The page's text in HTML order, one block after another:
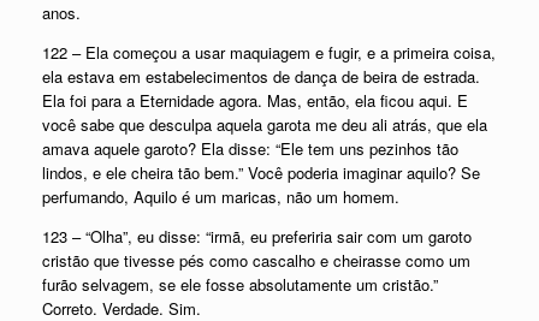
anos.
122 – Ela começou a usar maquiagem e fugir, e a primeira coisa,
ela estava em estabelecimentos de dança de beira de estrada.
Ela foi para a Eternidade agora. Mas, então, ela ficou aqui. E
você sabe que desculpa aquela garota me deu ali atrás, que ela
amava aquele garoto? Ela disse: “Ele tem uns pezinhos tão
lindos, e ele cheira tão bem.” Você poderia imaginar aquilo? Se
perfumando, Aquilo é um maricas, não um homem.
123 – “Olha”, eu disse: “irmã, eu preferiria sair com um garoto
cristão que tivesse pés como cascalho e cheirasse como um
furão selvagem, se ele fosse absolutamente um cristão.”
Correto. Verdade. Sim.